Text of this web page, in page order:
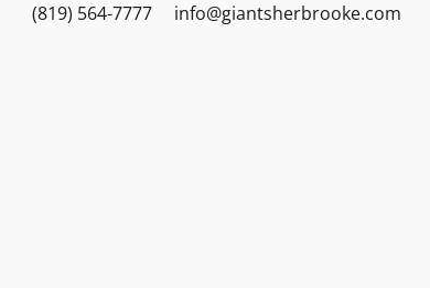
(819) 564-7777 info@giantsherbrooke.com